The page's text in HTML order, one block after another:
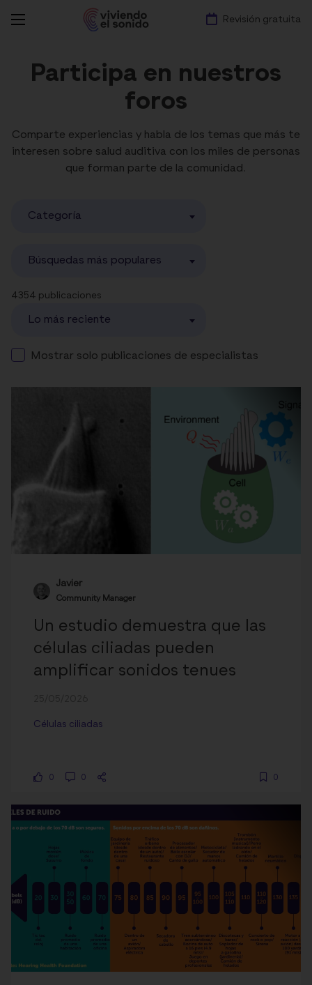
Revisión gratuita
Participa en nuestros
foros
Comparte experiencias y habla de los temas que más te
interesen sobre salud auditiva con los miles de personas
que forman parte de la comunidad.
Categoría
Búsquedas más populares
Mostrar solo publicaciones de especialistas
4354 publicaciones
Lo más reciente
Javier
Community Manager
Un estudio demuestra que las
células ciliadas pueden
amplificar sonidos tenues
Células ciliadas
0 0 0